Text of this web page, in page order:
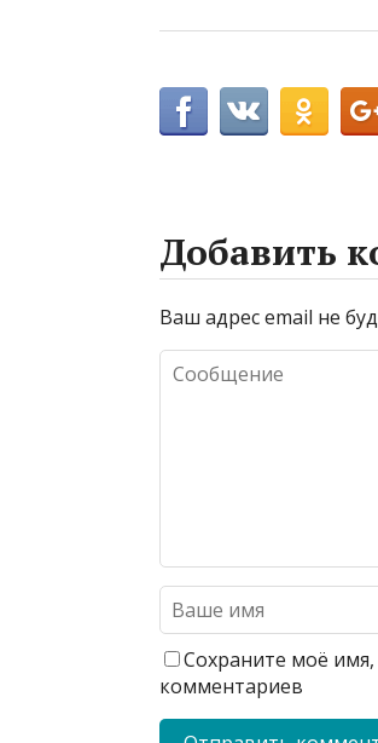
Добавить
Ваш адрес email не
Сохраните моё
комментариев